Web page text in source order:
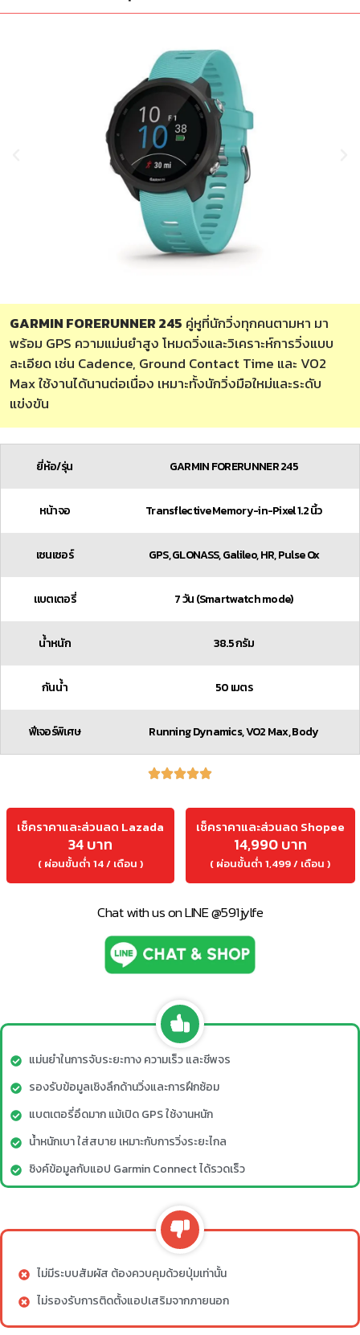
GARMIN FORERUNNER 245 คู่หูที่นักวิ่งทุกคนตามหา มา
พร้อม GPS ความแม่นยำสูง โหมดวิ่งและวิเคราะห์การวิ่งแบบ
ละเอียด เช่น Cadence, Ground Contact Time และ VO2
Max ใช้งานได้นานต่อเนื่อง เหมาะทั้งนักวิ่งมือใหม่และระดับ
แข่งขัน
ยี่ห้อ/รุ่น GARMIN FORERUNNER 245
หน้าจอ Transflective Memory-in-Pixel 1.2 นิ้ว
เซนเซอร์ GPS, GLONASS, Galileo, HR, Pulse Ox
แบตเตอรี่ 7 วัน (Smartwatch mode)
น้ำหนัก 38.5 กรัม
กันน้ำ 50 เมตร
ฟีเจอร์พิเศษ Running Dynamics, VO2 Max, Body
เช็คราคาและส่วนลด Lazada
34 บาท
( ผ่อนขั้นต่ำ 14 / เดือน )
เช็คราคาและส่วนลด Shopee
14,990 บาท
( ผ่อนขั้นต่ำ 1,499 / เดือน )
Chat with us on LINE @591jylfe
แม่นยำในการจับระยะทาง ความเร็ว และชีพจร
รองรับข้อมูลเชิงลึกด้านวิ่งและการฝึกซ้อม
แบตเตอรี่อึดมาก แม้เปิด GPS ใช้งานหนัก
น้ำหนักเบา ใส่สบาย เหมาะกับการวิ่งระยะไกล
ซิงค์ข้อมูลกับแอป Garmin Connect ได้รวดเร็ว
ไม่มีระบบสัมผัส ต้องควบคุมด้วยปุ่มเท่านั้น
ไม่รองรับการติดตั้งแอปเสริมจากภายนอก